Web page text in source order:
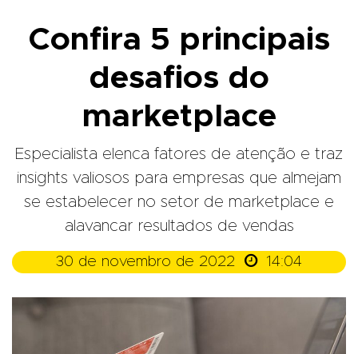
Confira 5 principais
desafios do
marketplace
Especialista elenca fatores de atenção e traz
insights valiosos para empresas que almejam
se estabelecer no setor de marketplace e
alavancar resultados de vendas
30 de novembro de 2022  14:04